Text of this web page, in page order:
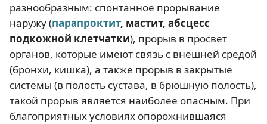
разнообразным: спонтанное прорывание
наружу (парапроктит, мастит, абсцесс
подкожной клетчатки), прорыв в просвет
органов, которые имеют связь с внешней средой
(бронхи, кишка), а также прорыв в закрытые
системы (в полость сустава, в брюшную полость),
такой прорыв является наиболее опасным. При
благоприятных условиях опорожнившаяся